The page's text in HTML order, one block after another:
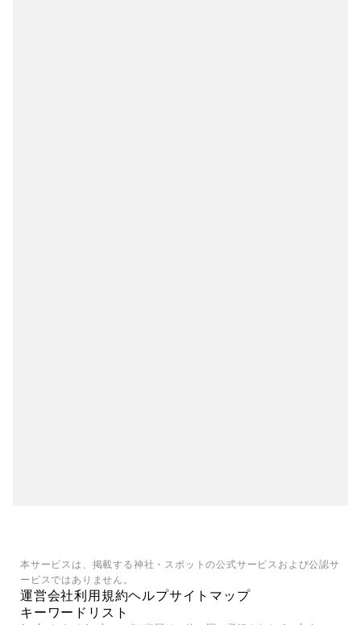
本サービスは、掲載する神社・スポットの公式サービスおよび公認サ
ービスではありません。
運営会社利用規約ヘルプサイトマップ
キーワードリスト